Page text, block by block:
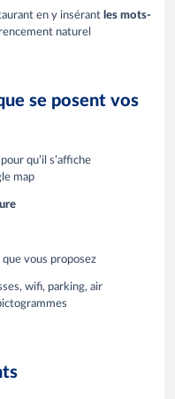
en y insérant les mots-
naturel
se posent vos
qu’il s’affiche
map
que vous proposez
wifi, parking, air